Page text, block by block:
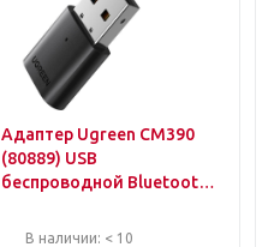
Адаптер Ugreen CM390
(80889) USB
беспроводной Bluetooth
В наличии: < 10